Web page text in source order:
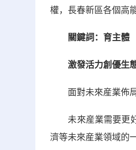
權，長春新區各個高
關鍵詞：育主體
激發活力創優生
面對未來産業佈局
未來産業需要更好
濟等未來産業領域的